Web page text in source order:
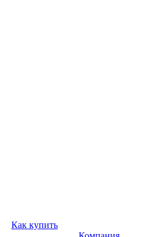
Как купить